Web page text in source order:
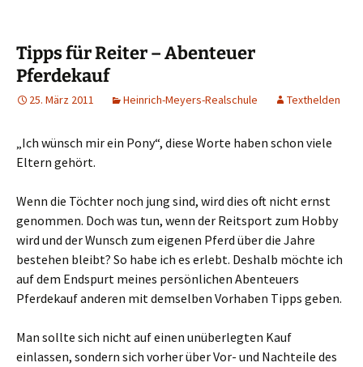
Tipps für Reiter – Abenteuer
Pferdekauf
25. März 2011 Heinrich-Meyers-Realschule Texthelden
„Ich wünsch mir ein Pony“, diese Worte haben schon viele
Eltern gehört.
Wenn die Töchter noch jung sind, wird dies oft nicht ernst
genommen. Doch was tun, wenn der Reitsport zum Hobby
wird und der Wunsch zum eigenen Pferd über die Jahre
bestehen bleibt? So habe ich es erlebt. Deshalb möchte ich
auf dem Endspurt meines persönlichen Abenteuers
Pferdekauf anderen mit demselben Vorhaben Tipps geben.
Man sollte sich nicht auf einen unüberlegten Kauf
einlassen, sondern sich vorher über Vor- und Nachteile des